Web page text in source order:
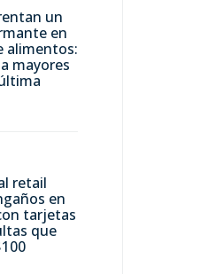
un
en
alimentos:
mayores
retail
en
tarjetas
que